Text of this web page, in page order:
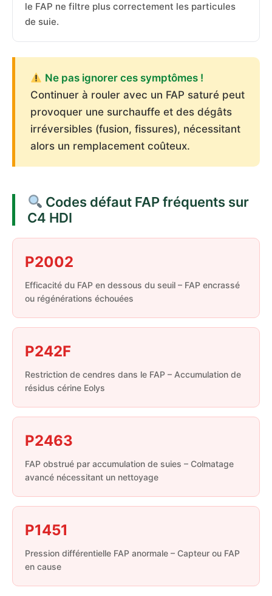
le FAP ne filtre plus correctement les particules
de suie.
Ne pas ignorer ces symptômes !
Continuer à rouler avec un FAP saturé peut
provoquer une surchauffe et des dégâts
irréversibles (fusion, fissures), nécessitant
alors un remplacement coûteux.
Codes défaut FAP fréquents sur
C4 HDI
P2002
Efficacité du FAP en dessous du seuil – FAP encrassé
ou régénérations échouées
P242F
Restriction de cendres dans le FAP – Accumulation de
résidus cérine Eolys
P2463
FAP obstrué par accumulation de suies – Colmatage
avancé nécessitant un nettoyage
P1451
Pression différentielle FAP anormale – Capteur ou FAP
en cause